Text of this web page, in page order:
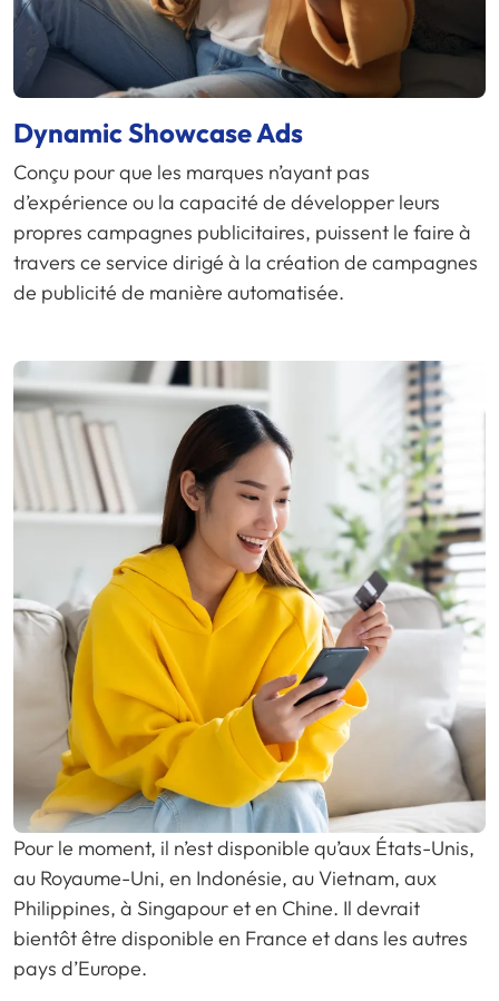
Dynamic Showcase Ads
Conçu pour que les marques n’ayant pas
d’expérience ou la capacité de développer leurs
propres campagnes publicitaires, puissent le faire à
travers ce service dirigé à la création de campagnes
de publicité de manière automatisée.
Pour le moment, il n’est disponible qu’aux États-Unis,
au Royaume-Uni, en Indonésie, au Vietnam, aux
Philippines, à Singapour et en Chine. Il devrait
bientôt être disponible en France et dans les autres
pays d’Europe.